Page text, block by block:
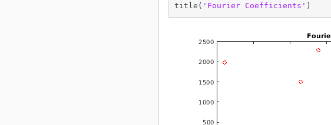
title( 'Fourier Coefficients' )